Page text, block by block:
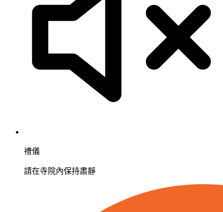
禮儀
請在寺院內保持肅靜